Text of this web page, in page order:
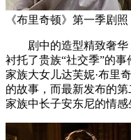
《布里奇顿》第一季剧照
剧中的造型精致奢华
衬托了贵族“社交季”的
家族大女儿达芙妮·布里
的故事，而最新发布的
家族中长子安东尼的情感